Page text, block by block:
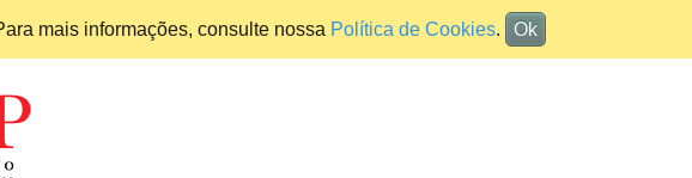
mais informações, consulte nossa Política de Cookies. Ok